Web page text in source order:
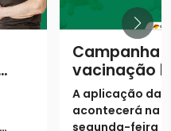
Campanha
vacinação
contra a
começa
A aplicação das
acontecerá na
segunda-feira